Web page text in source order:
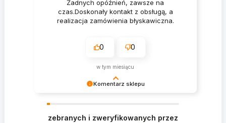
Komentarz sklepu
Żadnych opóźnień, zawsze na
czas.Doskonały kontakt z obsługą, a
realizacja zamówienia błyskawiczna.
0 0
w tym miesiącu
zebranych i zweryfikowanych przez